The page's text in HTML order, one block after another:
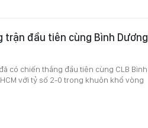
trận đầu tiên cùng Bình Dương
có chiến thắng đầu tiên cùng CLB Bình
với tỷ số 2-0 trong khuôn khổ vòng